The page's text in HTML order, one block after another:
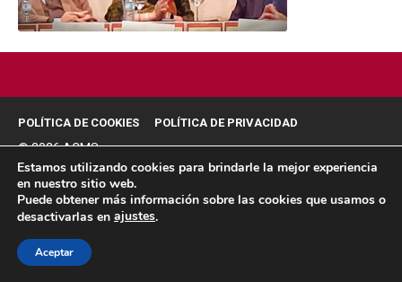
POLÍTICA DE COOKIES POLÍTICA DE PRIVACIDAD
© 2026 ACMS.
Estamos utilizando cookies para brindarle la mejor experiencia
en nuestro sitio web.
Puede obtener más información sobre las cookies que usamos o
desactivarlas en ajustes.
Aceptar